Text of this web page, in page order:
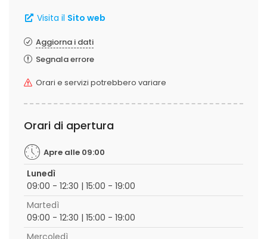
Visita il Sito web
Aggiorna i dati
Segnala errore
Orari e servizi potrebbero variare
Orari di apertura
Apre alle 09:00
Lunedì
09:00 - 12:30 | 15:00 - 19:00
Martedì
09:00 - 12:30 | 15:00 - 19:00
Mercoledì